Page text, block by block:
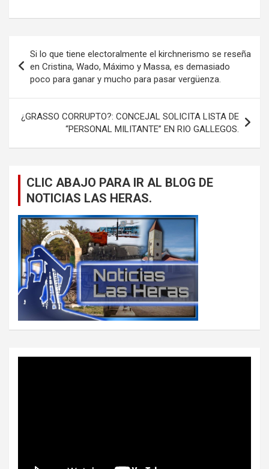
de
entradas
Si lo que tiene electoralmente el kirchnerismo se reseña
en Cristina, Wado, Máximo y Massa, es demasiado
poco para ganar y mucho para pasar vergüenza.
¿GRASSO CORRUPTO?: CONCEJAL SOLICITA LISTA DE
“PERSONAL MILITANTE” EN RIO GALLEGOS.
CLIC ABAJO PARA IR AL BLOG DE
NOTICIAS LAS HERAS.